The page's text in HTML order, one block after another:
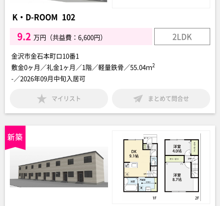
K・D-ROOM 102
9.2 万円（共益費：6,600円） 2LDK
金沢市金石本町ロ10番1
敷金0ヶ月／礼金1ヶ月／1階／軽量鉄骨／55.04ｍ2
-／2026年09月中旬入居可
マイリスト まとめて問合せ